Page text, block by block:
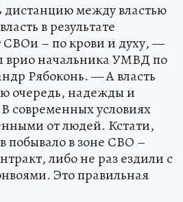
дистанцию между властью
в результате
– по крови и духу, —
врио начальника УМВД по
Рябоконь. — А власть
очередь, надежды и
современных условиях
от людей. Кстати,
побывало в зоне СВО –
либо не раз ездили с
Это правильная